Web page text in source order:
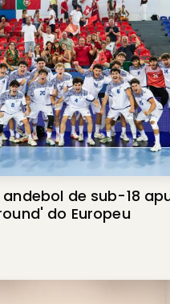
andebol de sub-18
do Europeu